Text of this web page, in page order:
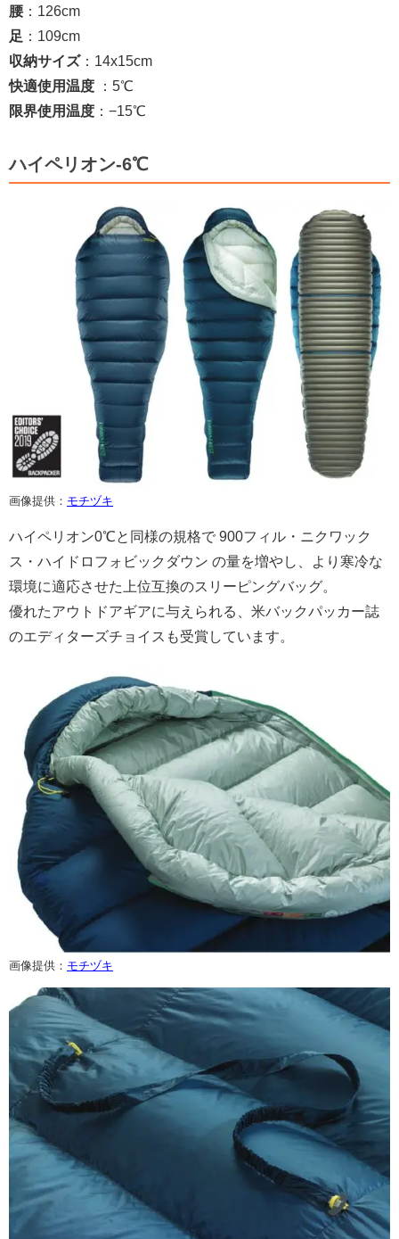
腰：126cm
足 ：109cm
収納サイズ：14x15cm
快適使用温度 ：5℃
限界使用温度 ：−15℃
ハイペリオン-6℃
画像提供： モチヅキ
ハイペリオン0℃と同様の規格で 900フィル・ニクワック
ス・ハイドロフォビックダウン の量を増やし、より寒冷な
環境に適応させた上位互換のスリーピングバッグ。
優れたアウトドアギアに与えられる、米バックパッカー誌
のエディターズチョイスも受賞しています。
画像提供： モチヅキ